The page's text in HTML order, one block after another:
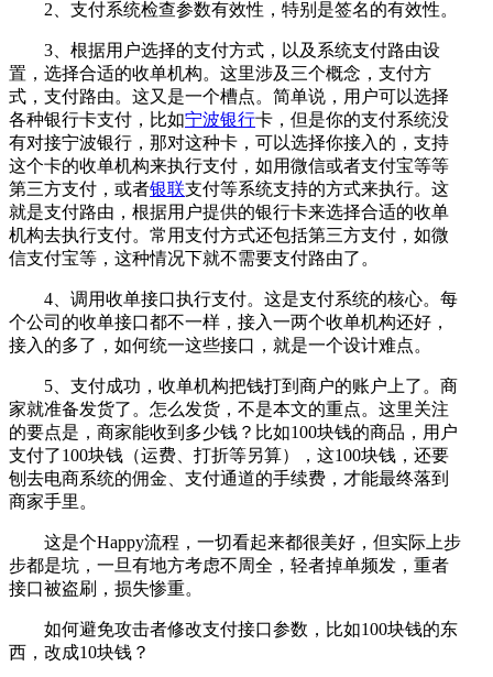
2、支付系统检查参数有效性，特别是签名的有效性。
3、根据用户选择的支付方式，以及系统支付路由设
置，选择合适的收单机构。这里涉及三个概念，支付方
式，支付路由。这又是一个槽点。简单说，用户可以选择
各种银行卡支付，比如宁波银行卡，但是你的支付系统没
有对接宁波银行，那对这种卡，可以选择你接入的，支持
这个卡的收单机构来执行支付，如用微信或者支付宝等等
第三方支付，或者银联支付等系统支持的方式来执行。这
就是支付路由，根据用户提供的银行卡来选择合适的收单
机构去执行支付。常用支付方式还包括第三方支付，如微
信支付宝等，这种情况下就不需要支付路由了。
4、调用收单接口执行支付。这是支付系统的核心。每
个公司的收单接口都不一样，接入一两个收单机构还好，
接入的多了，如何统一这些接口，就是一个设计难点。
5、支付成功，收单机构把钱打到商户的账户上了。商
家就准备发货了。怎么发货，不是本文的重点。这里关注
的要点是，商家能收到多少钱？比如100块钱的商品，用户
支付了100块钱（运费、打折等另算），这100块钱，还要
刨去电商系统的佣金、支付通道的手续费，才能最终落到
商家手里。
这是个Happy流程，一切看起来都很美好，但实际上步
步都是坑，一旦有地方考虑不周全，轻者掉单频发，重者
接口被盗刷，损失惨重。
如何避免攻击者修改支付接口参数，比如100块钱的东
西，改成10块钱？